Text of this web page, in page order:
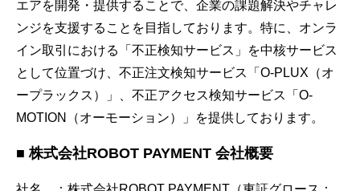
エアを開発・提供することで、企業の課題解決やチャレ
ンジを支援することを目指しております。特に、オンラ
イン取引における「不正検知サービス」を中核サービス
として位置づけ、不正注文検知サービス「O-PLUX（オ
ープラックス）」、不正アクセス検知サービス「O-
MOTION（オーモーション）」を提供しております。
■ 株式会社ROBOT PAYMENT 会社概要